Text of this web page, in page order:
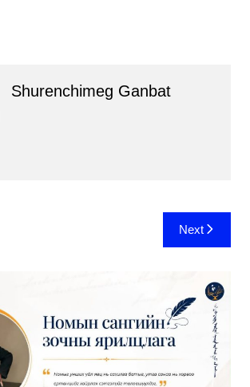
Shurenchimeg Ganbat
Next